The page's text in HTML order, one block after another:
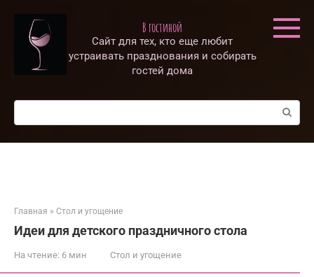
контенту
В гостиной
Сайт для тех, кто еще любит
устраивать празднования и собирать
гостей дома
Поиск:
Главная » Стол и угощение
Идеи для детского праздничного стола
На чтение: 6 мин Стол и угощение